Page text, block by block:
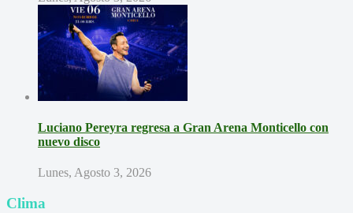
Luciano Pereyra regresa a Gran Arena Monticello con
nuevo disco
Lunes, Agosto 3, 2026
Clima